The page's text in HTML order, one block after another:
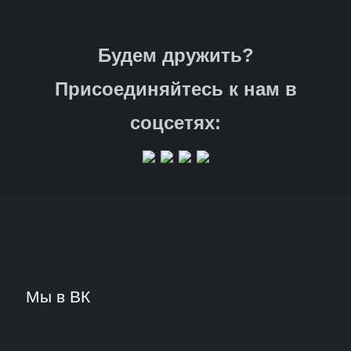
Будем дружить?
Присоединяйтесь к нам в
соцсетях:
Мы в ВК